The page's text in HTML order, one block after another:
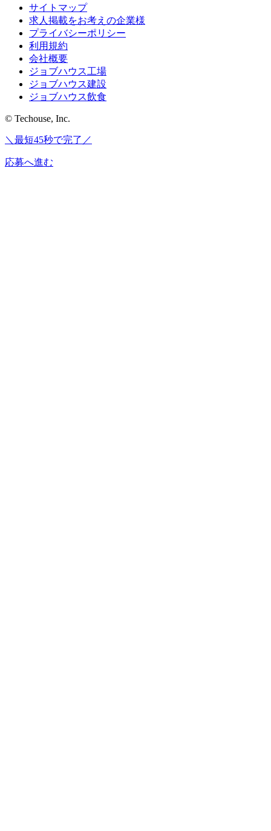
サイトマップ
求人掲載をお考えの企業様
プライバシーポリシー
利用規約
会社概要
ジョブハウス工場
ジョブハウス建設
ジョブハウス飲食
© Techouse, Inc.
＼最短45秒で完了／
応募へ進む